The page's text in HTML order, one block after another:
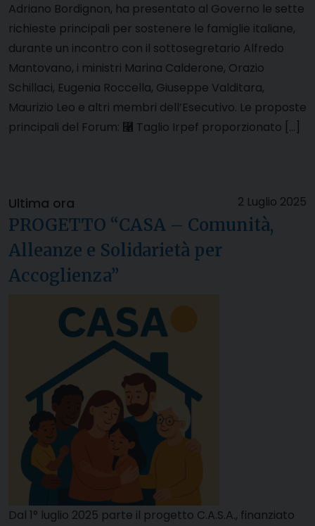
Adriano Bordignon, ha presentato al Governo le sette
richieste principali per sostenere le famiglie italiane,
durante un incontro con il sottosegretario Alfredo
Mantovano, i ministri Marina Calderone, Orazio
Schillaci, Eugenia Roccella, Giuseppe Valditara,
Maurizio Leo e altri membri dell’Esecutivo. Le proposte
principali del Forum: ⿡ Taglio Irpef proporzionato […]
2 Luglio 2025
Ultima ora
PROGETTO “CASA – Comunità,
Alleanze e Solidarietà per
Accoglienza”
Dal 1° luglio 2025 parte il progetto C.A.S.A., finanziato